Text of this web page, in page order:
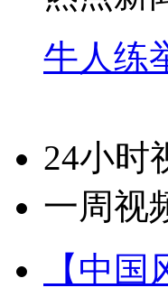
牛人练
24小时
一周视
【中